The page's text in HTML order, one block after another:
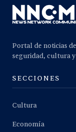
Portal de noticias
seguridad, cultura y
SECCIONES
Cultura
Economía